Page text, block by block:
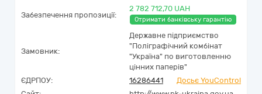
Забезпечення пропозиції:
2 782 712,70 UAH
Отримати банківську гарантію
Замовник:
Державне підприємство
"Поліграфічний комбінат
"Україна" по виготовленню
цінних паперів"
ЄДРПОУ:
16286441
Досьє YouControl